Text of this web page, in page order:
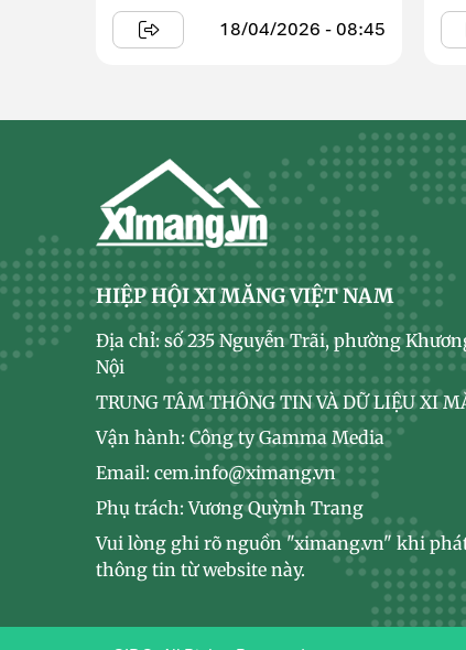
TNHH Phát triển ...
18/04/2026 - 08:45
HIỆP HỘI XI MĂNG VIỆT NAM
Địa chỉ: số 235 Nguyễn Trãi, phường
Nội
TRUNG TÂM THÔNG TIN VÀ DỮ LIỆU XI
Vận hành: Công ty Gamma Media
Email: cem.info@ximang.vn
Phụ trách: Vương Quỳnh Trang
Vui lòng ghi rõ nguồn "ximang.vn" khi
thông tin từ website này.